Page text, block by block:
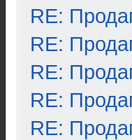
RE:
RE:
RE:
RE:
RE: